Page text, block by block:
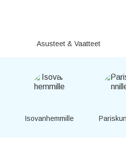
Asusteet & Vaatteet
Isovanhemmille